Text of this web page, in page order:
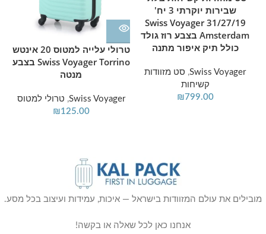
מסמכים ודרכונים.
פונקציונליות מורחבת: אפשרות הרחבה ייחודית
ברוחב של עוד כ-8 ס"מ להגדלת נפח האחסון במידת
📏 מפרט טכני ומידות:
20 אינטש (מתאים לתקני עלייה למטוס
משקל עצמי קל:2.5 ק"ג בלבד!
אחריות:12 חודשי אחריות יצרן מלאה.
שבירות יוקרתי 3 יח'
31/27/19 Swiss Voyager
Amsterdam בצבע רוז גולד
כולל תיק איפור מתנה
Swiss Voyager
, סט מזוודות
קשיחות
₪799.00
טרולי עלייה למטוס 20 אינטש
Swiss Voyager Torrino בצבע
מנטה
Swiss Voyager
, טרולי למטוס
₪125.00
מובילים את עולם המזוודות בישראל — איכות, עמידות ועיצוב בכל מסע.
אנחנו כאן לכל שאלה או בקשה!